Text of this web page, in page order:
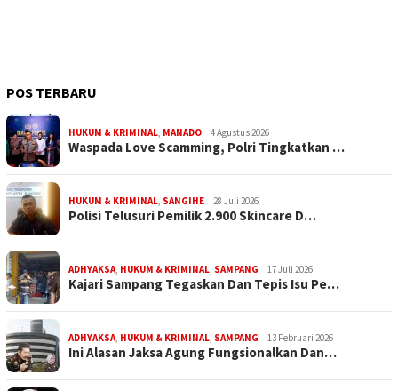
POS TERBARU
HUKUM & KRIMINAL MANADO 4 Agustus 2026
Waspada Love Scamming, Polri Tingkatkan …
HUKUM & KRIMINAL SANGIHE 28 Juli 2026
Polisi Telusuri Pemilik 2.900 Skincare D…
ADHYAKSA HUKUM & KRIMINAL SAMPANG 17 Juli 2026
Kajari Sampang Tegaskan Dan Tepis Isu Pe…
ADHYAKSA HUKUM & KRIMINAL SAMPANG 13 Februari 2026
Ini Alasan Jaksa Agung Fungsionalkan Dan…